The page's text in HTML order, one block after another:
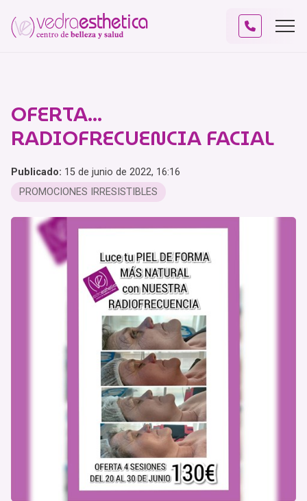
OFERTA...
RADIOFRECUENCIA FACIAL
Publicado: 15 de junio de 2022, 16:16
PROMOCIONES IRRESISTIBLES